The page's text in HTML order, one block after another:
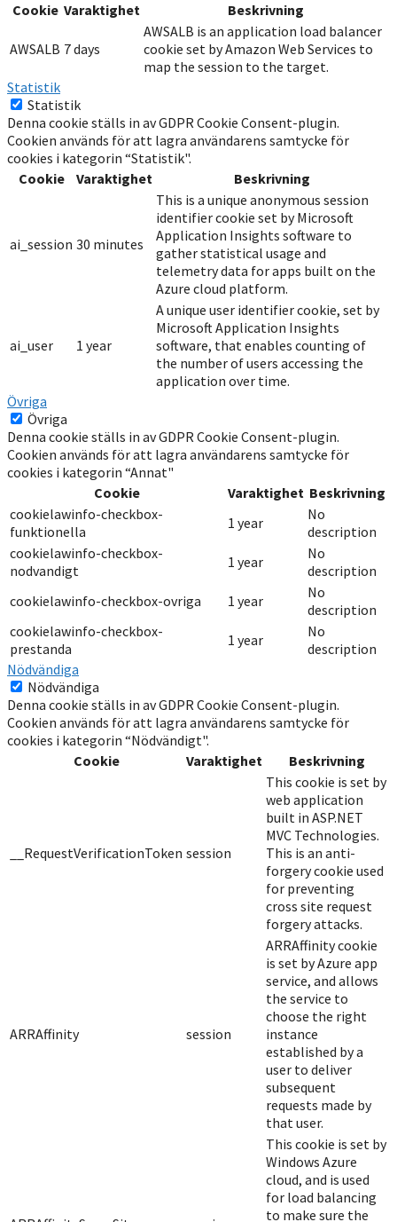
Cookie Varaktighet Beskrivning
AWSALB 7 days
AWSALB is an application load balancer
cookie set by Amazon Web Services to
map the session to the target.
Statistik
Statistik
Denna cookie ställs in av GDPR Cookie Consent-plugin.
Cookien används för att lagra användarens samtycke för
cookies i kategorin “Statistik".
Cookie
Varaktighet Beskrivning
ai_session 30 minutes
This is a unique anonymous session
identifier cookie set by Microsoft
Application Insights software to
gather statistical usage and
telemetry data for apps built on the
Azure cloud platform.
ai_user 1 year
A unique user identifier cookie, set by
Microsoft Application Insights
software, that enables counting of
the number of users accessing the
application over time.
Övriga
Övriga
Denna cookie ställs in av GDPR Cookie Consent-plugin.
Cookien används för att lagra användarens samtycke för
cookies i kategorin “Annat"
Cookie
Varaktighet Beskrivning
cookielawinfo-checkbox-
funktionella
1 year
No
description
cookielawinfo-checkbox-
nodvandigt
1 year
No
description
cookielawinfo-checkbox-ovriga
1 year
No
description
cookielawinfo-checkbox-
prestanda
1 year
No
description
Nödvändiga
Nödvändiga
Denna cookie ställs in av GDPR Cookie Consent-plugin.
Cookien används för att lagra användarens samtycke för
cookies i kategorin “Nödvändigt".
Cookie
Varaktighet Beskrivning
__RequestVerificationToken session
This cookie is set by
web application
built in ASP.NET
MVC Technologies.
This is an anti-
forgery cookie used
for preventing
cross site request
forgery attacks.
ARRAffinity session
ARRAffinity cookie
is set by Azure app
service, and allows
the service to
choose the right
instance
established by a
user to deliver
subsequent
requests made by
that user.
This cookie is set by
Windows Azure
cloud, and is used
for load balancing
to make sure the